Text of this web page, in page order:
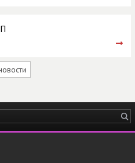
поиска